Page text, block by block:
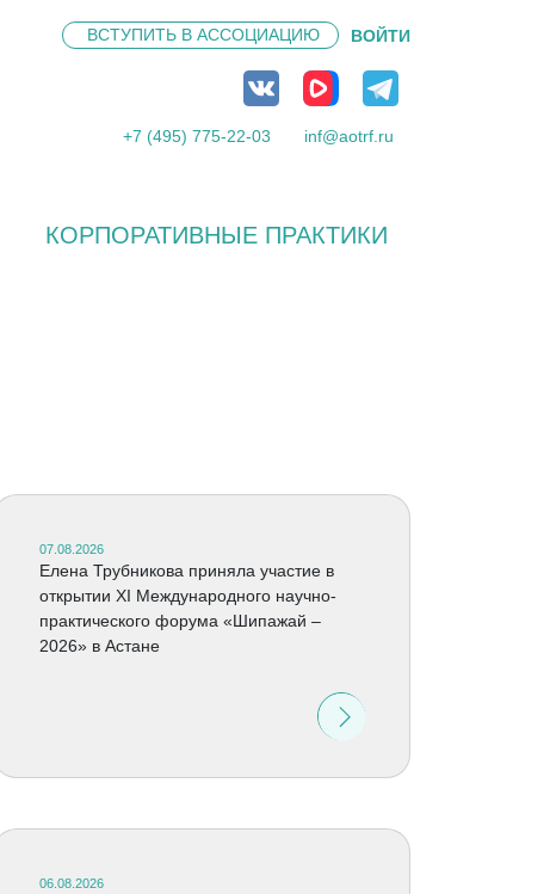
ВСТУПИТЬ В АССОЦИАЦИЮ ВОЙТИ
+7 (495) 775-22-03 inf@aotrf.ru
КОРПОРАТИВНЫЕ ПРАКТИКИ
07.08.2026
Елена Трубникова приняла участие в
открытии XI Международного научно-
практического форума «Шипажай –
2026» в Астане
06.08.2026